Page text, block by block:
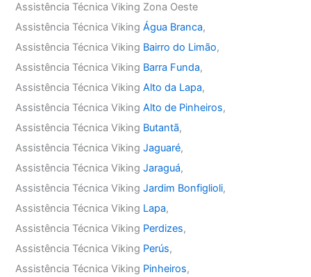
Assistência Técnica Viking Zona Oeste
Assistência Técnica VikingÁgua Branca,
Assistência Técnica Viking Bairro do Limão,
Assistência Técnica Viking Barra Funda,
Assistência Técnica VikingAlto da Lapa,
Assistência Técnica VikingAlto de Pinheiros,
Assistência Técnica Viking Butantã,
Assistência Técnica VikingJaguaré,
Assistência Técnica VikingJaraguá,
Assistência Técnica VikingJardim Bonfiglioli,
Assistência Técnica Viking Lapa,
Assistência Técnica Viking Perdizes,
Assistência Técnica Viking Perús,
Assistência Técnica Viking Pinheiros,